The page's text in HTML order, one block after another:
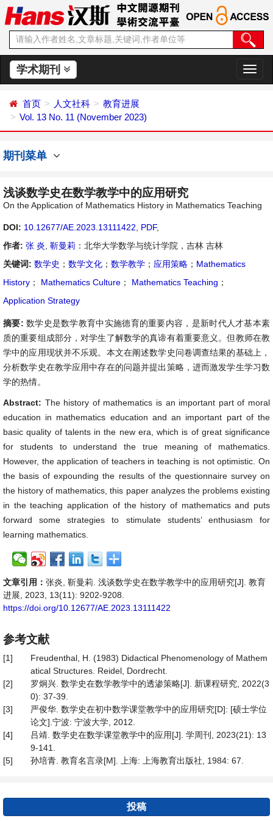
学术期刊
切
换
首页 人文社科
教育进展
Vol. 13 No. 11 (November 2023)
期刊菜单
浅谈数学史在数学教学中的应用研究
On the Application of Mathematics History in Mathematics Teaching
DOI: 10.12677/AE.2023.13111422 PDF,
作者: 张 炎 靳曼莉 ：北华大学数学与统计学院，吉林 吉林
关键词: 数学史 ； 数学文化 ； 数学教学 ； 应用策略 ； Mathematics
History ； Mathematics Culture ； Mathematics Teaching ；
Application Strategy
摘要: 数学史是数学教育中实施德育的重要内容，是新时代人才基本素
质的重要组成部分，对学生了解数学的真谛有着重要意义。但教师在教
学中的应用现状并不乐观。本文在阐述数学史问卷调查结果的基础上，
分析数学史在教学应用中存在的问题并提出策略，进而激发学生学习数
学的热情。
Abstract: The history of mathematics is an important part of moral
education in mathematics education and an important part of the
basic quality of talents in the new era, which is of great significance
for students to understand the true meaning of mathematics.
However, the application of teachers in teaching is not optimistic. On
the basis of expounding the results of the questionnaire survey on
the history of mathematics, this paper analyzes the problems existing
in the teaching application of the history of mathematics and puts
forward some strategies to stimulate students’ enthusiasm for
learning mathematics.
文章引用： 张炎, 靳曼莉. 浅谈数学史在数学教学中的应用研究[J]. 教育
进展, 2023, 13(11): 9202-9208.
https://doi.org/10.12677/AE.2023.13111422
参考文献
[1]
Freudenthal, H. (1983) Didactical Phenomenology of Mathem
atical Structures. Reidel, Dordrecht.
[2]
罗炯兴. 数学史在数学教学中的透渗策略[J]. 新课程研究, 2022(3
0): 37-39.
[3]
严俊华. 数学史在初中数学课堂教学中的应用研究[D]: [硕士学位
论文].宁波: 宁波大学, 2012.
[4]
吕靖. 数学史在数学课堂教学中的应用[J]. 学周刊, 2023(21): 13
9-141.
[5]
孙培青. 教育名言录[M]. 上海: 上海教育出版社, 1984: 67.
投稿